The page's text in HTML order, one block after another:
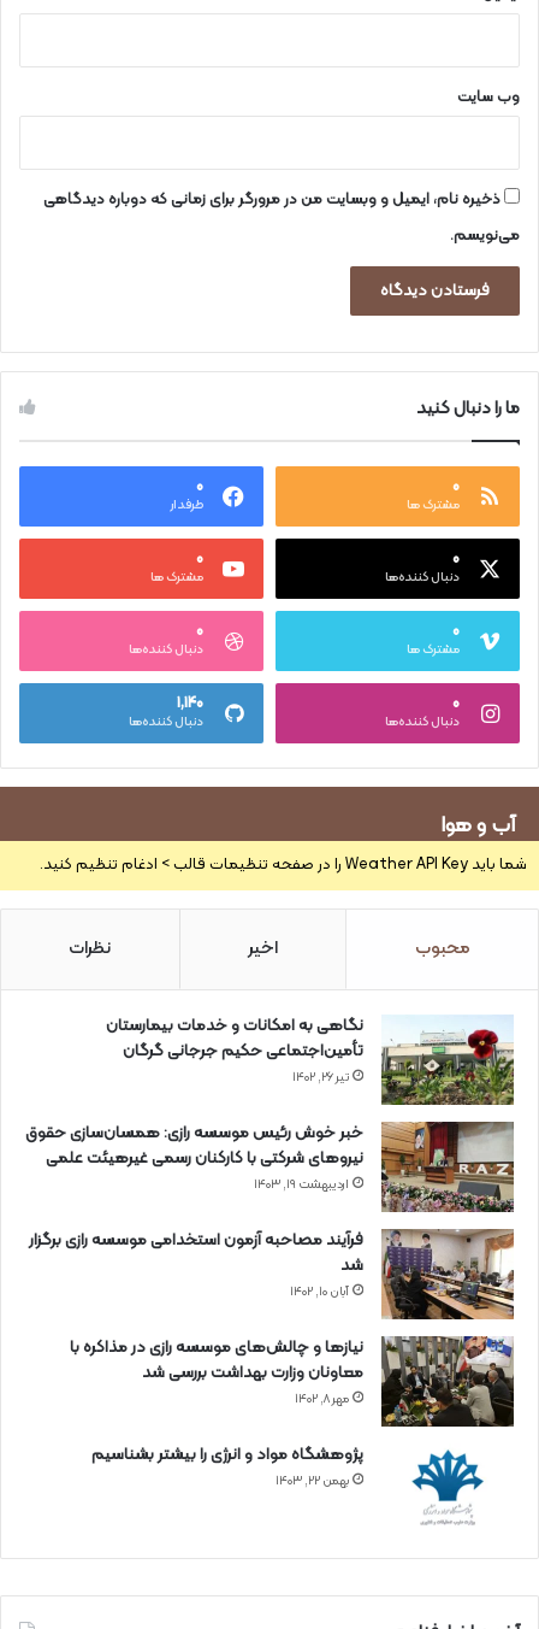
س
وب‌ سایت
ذخیره نام، ایمیل و وبسایت من در مرورگر برای زمانی که دوباره دیدگاهی
می‌نویسم.
ما را دنبال کنید
۰
مشترک ها
۰
طرفدار
۰
دنبال کننده‌ها
۰
مشترک ها
۰
مشترک ها
۰
دنبال کننده‌ها
۰
دنبال کننده‌ها
۱,۱۴۰
دنبال کننده‌ها
آب و هوا
شما باید Weather API Key را در صفحه تنظیمات قالب > ادغام تنظیم کنید.
محبوب اخیر نظرات
نگاهی به امکانات و خدمات بیمارستان
تأمین‌اجتماعی حکیم جرجانی گرگان
تیر ۲۶, ۱۴۰۲
خبر خوش رئیس موسسه رازی: همسان‌سازی حقوق
نیروهای شرکتی با کارکنان رسمی غیرهیئت علمی
اردیبهشت ۱۹, ۱۴۰۳
فرآیند مصاحبه آزمون استخدامی موسسه رازی برگزار
شد
آبان ۱۰, ۱۴۰۲
نیازها و چالش‌های موسسه رازی در مذاکره با
معاونان وزارت بهداشت بررسی شد
مهر ۸, ۱۴۰۲
پژوهشگاه مواد و انرژی را بیشتر بشناسیم
بهمن ۲۲, ۱۴۰۳